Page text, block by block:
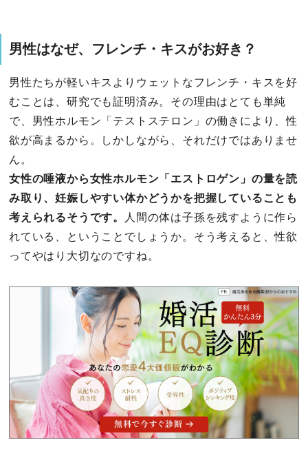
男性はなぜ、フレンチ・キスがお好き？
男性たちが軽いキスよりウェットなフレンチ・キスを好
むことは、研究でも証明済み。その理由はとても単純
で、男性ホルモン「テストステロン」の働きにより、性
欲が高まるから。しかしながら、それだけではありませ
ん。
女性の唾液から女性ホルモン「エストロゲン」の量を読
み取り、妊娠しやすい体かどうかを把握していることも
考えられるそうです。
人間の体は子孫を残すように作ら
れている、ということでしょうか。そう考えると、性欲
ってやはり大切なのですね。